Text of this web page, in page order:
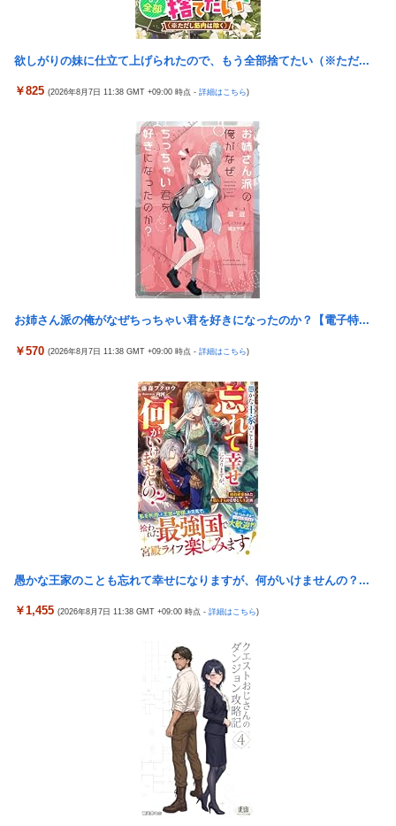
Switch2版『モンハンワイルズ』の動作環境が判明！
【画像】 『バニーガーデン』のフィギュア、マン肉が見えてしま
う
【NBA】エンビードが新シーズンに向けての好調ぶりを披露 な
鈴木奈々「垂れてたバストが上がった！」「今が一番バスト大き
い！」下着姿で豊満な美バストを披露
積水ハウス「地面師に55億円騙し取られた…」 ワイ「はえーかわ
いそう…会社滅茶苦茶やろなぁ」
海外「さすが日本！」日本の医療従事者の倫理観の高さに海外が
『ほの暮しの庭』パケ版初週売上、Switch2版「21965本」
Switch版「12458本」
伊藤裕樹、次戦勝利でタイトルマッチへ
勃発ｗｗｗ
【悲報】上沼恵美子ブチギレ「簡単にそうめん作れ言うけど、そ
うめん作りて地獄なんよ」
日経平均2013「1万円です」日経平均2026「6万円です」←これ
は年収爆上がりしたんやろなぁ…
【スパロボ】インパクトやアルファ外伝くらいのバランス求
む！！ → インパクトも最終的にはコアブースターで雑魚は一
【動画】高速道路を走行中の車からリアガラスが飛んでくる事故
【beatmania IIDX】(26/08/06)「Sparkle Fruit Lab.｣に最終ルー
ー じゅえる ジャングル」「Iridescent Memories」が登場！！
欲しがりの妹に仕立て上げられたので、もう全部捨てたい（※ただ...
￥825 (2026年8月7日 11:38 GMT +09:00 時点 - 詳細はこちら)
お姉さん派の俺がなぜちっちゃい君を好きになったのか？【電子特...
￥570 (2026年8月7日 11:38 GMT +09:00 時点 - 詳細はこちら)
愚かな王家のことも忘れて幸せになりますが、何がいけませんの？...
￥1,455 (2026年8月7日 11:38 GMT +09:00 時点 - 詳細はこちら)